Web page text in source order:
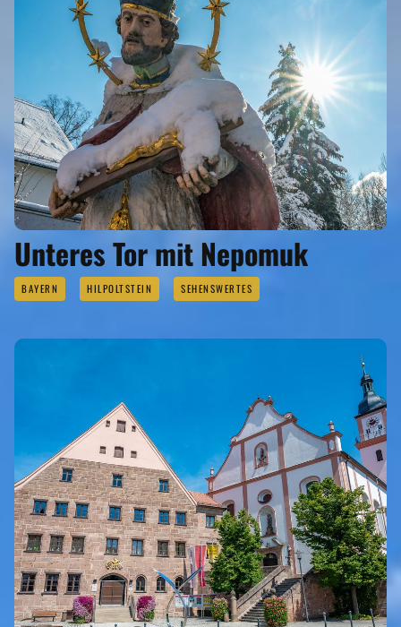
Unteres Tor mit Nepomuk
BAYERN HILPOLTSTEIN SEHENSWERTES